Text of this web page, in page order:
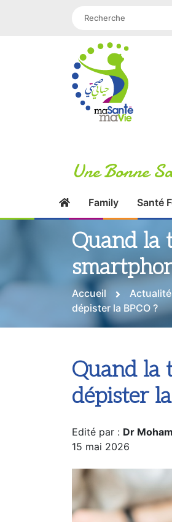
Une Bonne
Family Santé
Quand la
Accueil
dépister la BPCO ?
Quand la
dépister
Edité par :Dr